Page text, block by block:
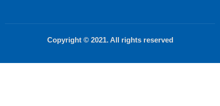
Copyright © 2021. All rights reserved